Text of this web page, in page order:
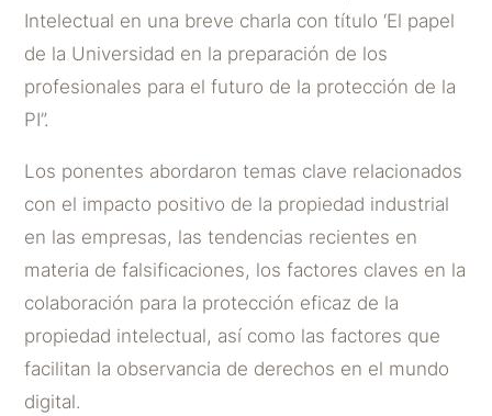
Intelectual en una breve charla con título ‘El papel
de la Universidad en la preparación de los
profesionales para el futuro de la protección de la
PI”.
Los ponentes abordaron temas clave relacionados
con el impacto positivo de la propiedad industrial
en las empresas, las tendencias recientes en
materia de falsificaciones, los factores claves en la
colaboración para la protección eficaz de la
propiedad intelectual, así como las factores que
facilitan la observancia de derechos en el mundo
digital.